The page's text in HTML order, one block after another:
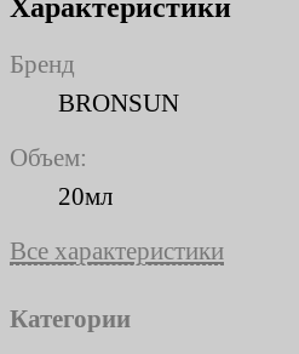
Характеристики
Бренд
BRONSUN
Объем:
20мл
Все характеристики
Категории